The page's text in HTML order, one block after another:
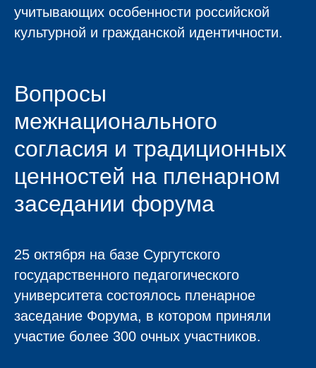
учитывающих особенности российской
культурной и гражданской идентичности.
Вопросы
межнационального
согласия и традиционных
ценностей на пленарном
заседании форума
25 октября на базе Сургутского
государственного педагогического
университета состоялось пленарное
заседание Форума, в котором приняли
участие более 300 очных участников.